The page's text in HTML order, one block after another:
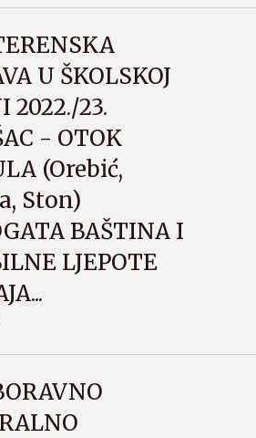
U ŠKOLSKOJ
2022./23.
- OTOK
(Orebić,
Ston)
BAŠTINA I
LJEPOTE